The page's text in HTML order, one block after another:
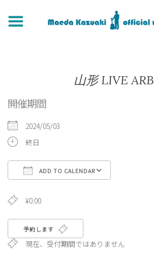
山形 LIVE ARB
開催期間
2024/05/03
終日
ADD TO CALENDAR
¥0.00
予約します
現在、受付期間ではありません